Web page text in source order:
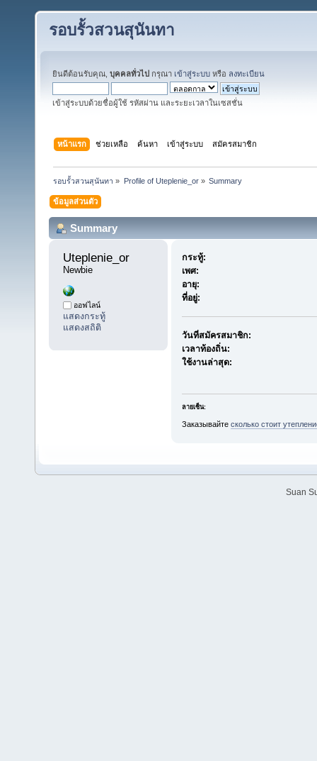
รอบรั้วสวนสุนันทา
ยินดีต้อนรับคุณ, บุคคลทั่วไป กรุณา เข้าสู่ระบบ หรือ ลงทะเบียน
เข้าสู่ระบบด้วยชื่อผู้ใช้ รหัสผ่าน และระยะเวลาในเซสชั่น
หน้าแรก ช่วยเหลือ ค้นหา เข้าสู่ระบบ สมัครสมาชิก
รอบรั้วสวนสุนันทา » Profile of Uteplenie_or» Summary
ข้อมูลส่วนตัว
Summary
Uteplenie_or
Newbie
ออฟไลน์
แสดงกระทู้
แสดงสถิติ
กระทู้:
เพศ:
อายุ:
ที่อยู่:
วันที่สมัครสมาชิก:
เวลาท้องถิ่น:
ใช้งานล่าสุด:
ลายเซ็น:
Заказывайте сколько стоит
Suan